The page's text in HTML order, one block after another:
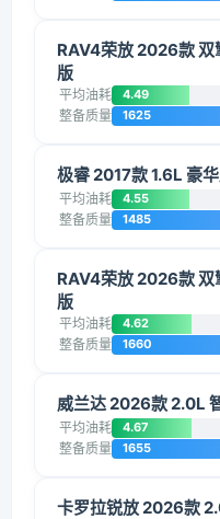
RAV4荣放 2026款 双
版
平均油耗 4.49
整备质量 1625
极睿 2017款 1.6L 豪
平均油耗 4.55
整备质量 1485
RAV4荣放 2026款 双
版
平均油耗 4.62
整备质量 1660
威兰达 2026款 2.0L
平均油耗 4.67
整备质量 1655
卡罗拉锐放 2026款